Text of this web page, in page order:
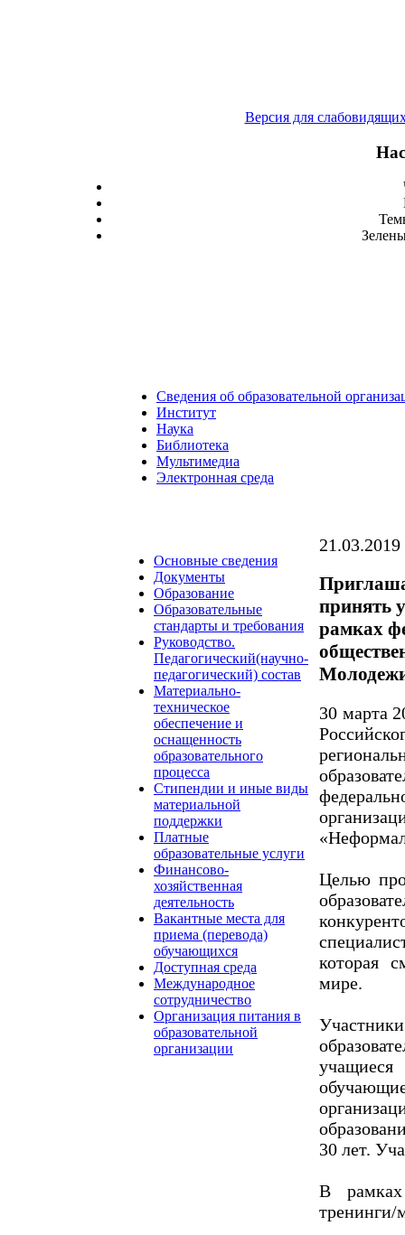
Версия для
Сведения об образовательной
Институт
Наука
Библиотека
Мультимедиа
Электронная среда
Основные сведения
Документы
Образование
Образовательные
стандарты и требования
Руководство.
Педагогический(научно-
педагогический) состав
Материально-
техническое
обеспечение и
оснащенность
образовательного
процесса
Стипендии и иные виды
материальной
поддержки
Платные
образовательные услуги
Финансово-
хозяйственная
деятельность
Вакантные места для
приема (перевода)
обучающихся
Доступная среда
Международное
сотрудничество
Организация питания в
образовательной
организации
21.03.2019
принять
рамках
30 марта
Целью
которая
мире.
учащиеся
30 лет.
В рамках
тренинги/